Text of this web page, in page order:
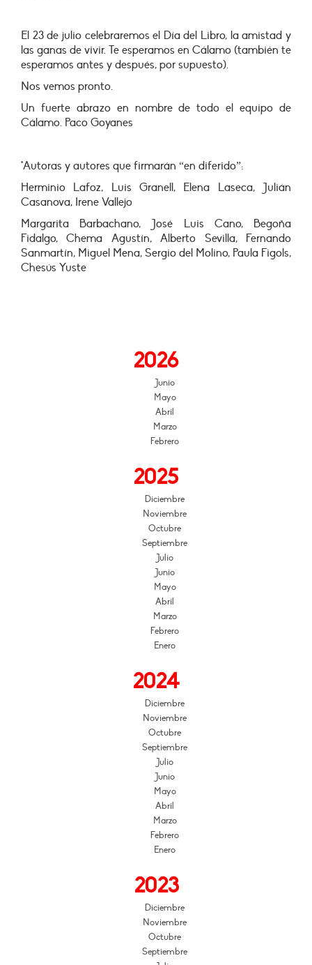
El 23 de julio celebraremos el Día del Libro, la amistad y
las ganas de vivir. Te esperamos en Cálamo (también te
esperamos antes y después, por supuesto).
Nos vemos pronto.
Un fuerte abrazo en nombre de todo el equipo de
Cálamo. Paco Goyanes
*Autoras y autores que firmarán “en diferido”:
Herminio Lafoz, Luis Granell, Elena Laseca, Julián
Casanova, Irene Vallejo
Margarita Barbachano, José Luis Cano, Begoña
Fidalgo, Chema Agustín, Alberto Sevilla, Fernando
Sanmartín, Miguel Mena, Sergio del Molino, Paula Figols,
Chesús Yuste
2026
Junio
Mayo
Abril
Marzo
Febrero
2025
Diciembre
Noviembre
Octubre
Septiembre
Julio
Junio
Mayo
Abril
Marzo
Febrero
Enero
2024
Diciembre
Noviembre
Octubre
Septiembre
Julio
Junio
Mayo
Abril
Marzo
Febrero
Enero
2023
Diciembre
Noviembre
Octubre
Septiembre